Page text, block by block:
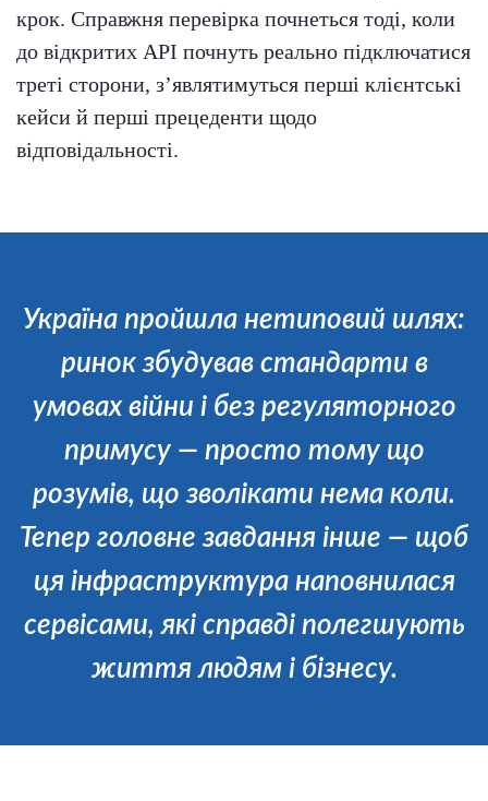
крок. Справжня перевірка почнеться тоді, коли
до відкритих API почнуть реально підключатися
треті сторони, зʼявлятимуться перші клієнтські
кейси й перші прецеденти щодо
відповідальності.
Україна пройшла нетиповий шлях:
ринок збудував стандарти в
умовах війни і без регуляторного
примусу — просто тому що
розумів, що зволікати нема коли.
Тепер головне завдання інше — щоб
ця інфраструктура наповнилася
сервісами, які справді полегшують
життя людям і бізнесу.